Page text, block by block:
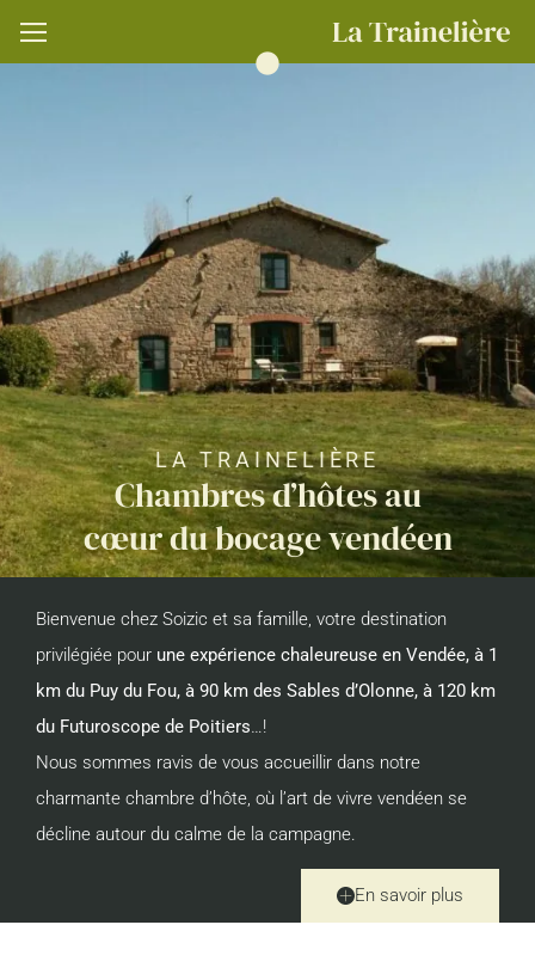
LA TRAINELIÈRE
Chambres d’hôtes au
cœur du bocage vendéen
Bienvenue chez Soizic et sa famille, votre destination
privilégiée pour une expérience chaleureuse en Vendée, à 1
km du Puy du Fou, à 90 km des Sables d’Olonne, à 120 km
du Futuroscope de Poitiers …!
Nous sommes ravis de vous accueillir dans notre
charmante chambre d’hôte, où l’art de vivre vendéen se
décline autour du calme de la campagne.
En savoir plus